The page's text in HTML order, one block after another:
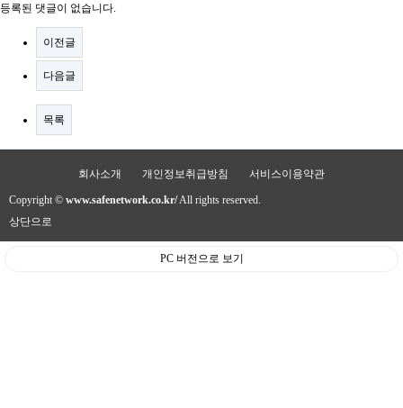
등록된 댓글이 없습니다.
이전글
다음글
목록
회사소개 개인정보취급방침 서비스이용약관
Copyright © www.safenetwork.co.kr/All rights reserved.
상단으로
PC 버전으로 보기